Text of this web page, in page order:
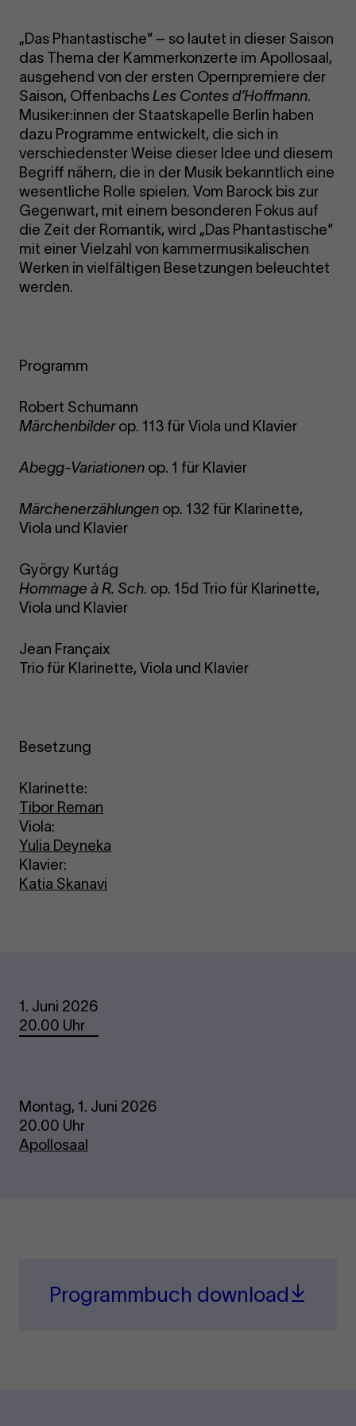
„Das Phantastische“ – so lautet in dieser Saison
das Thema der Kammerkonzerte im Apollosaal,
ausgehend von der ersten Opernpremiere der
Saison, Offenbachs Les Contes d‘Hoffmann.
Musiker:innen der Staatskapelle Berlin haben
dazu Programme entwickelt, die sich in
verschiedenster Weise dieser Idee und diesem
Begriff nähern, die in der Musik bekanntlich eine
wesentliche Rolle spielen. Vom Barock bis zur
Gegenwart, mit einem besonderen Fokus auf
die Zeit der Romantik, wird „Das Phantastische“
mit einer Vielzahl von kammermusikalischen
Werken in vielfältigen Besetzungen beleuchtet
werden.
Programm
Robert Schumann
Märchenbilderop. 113 für Viola und Klavier
Abegg-Variationen op. 1 für Klavier
Märchenerzählungen op. 132 für Klarinette,
Viola und Klavier
György Kurtág
Hommage à R. Sch. op. 15d Trio für Klarinette,
Viola und Klavier
Jean Françaix
Trio für Klarinette, Viola und Klavier
Besetzung
Klarinette:
Tibor Reman
Viola:
Yulia Deyneka
Klavier:
Katia Skanavi
Termine
1. Juni 2026
20.00 Uhr
Montag, 1. Juni 2026
20.00 Uhr
Apollosaal
Programmbuch download